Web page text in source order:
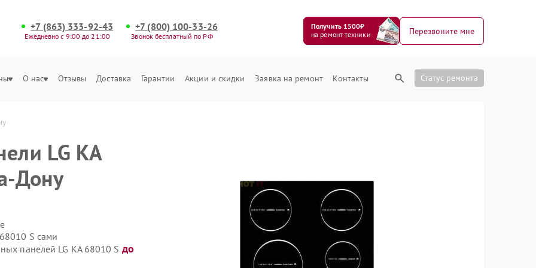
+7 (863) 333-92-43
Ежедневно с 9:00 до 21:00
+7 (800) 100-33-26
Звонок бесплатный по РФ
Получить 1500₽
на ремонт техники
Перезвоните мне
О нас Отзывы Доставка Гарантии Акции и скидки Заявка на ремонт Контакты Статус ремонта
LG KA
Дону
S сами
панелей LG KA 68010 S до